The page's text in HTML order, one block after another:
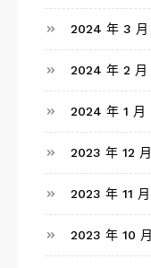
2024 年 3 月
2024 年 2 月
2024 年 1 月
2023 年 12 月
2023 年 11 月
2023 年 10 月